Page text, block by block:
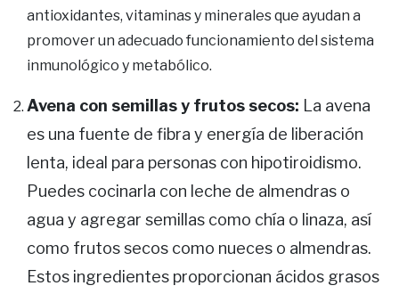
antioxidantes, vitaminas y minerales que ayudan a
promover un adecuado funcionamiento del sistema
inmunológico y metabólico.
Avena con semillas y frutos secos: La avena
es una fuente de fibra y energía de liberación
lenta, ideal para personas con hipotiroidismo.
Puedes cocinarla con leche de almendras o
agua y agregar semillas como chía o linaza, así
como frutos secos como nueces o almendras.
Estos ingredientes proporcionan ácidos grasos